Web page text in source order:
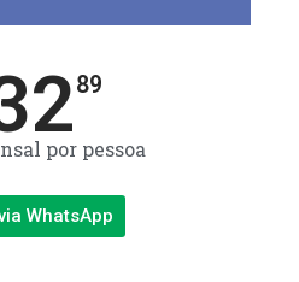
89
por pessoa
WhatsApp